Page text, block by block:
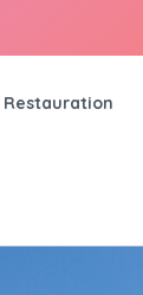
Restauration